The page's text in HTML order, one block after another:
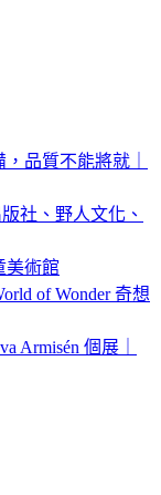
品質不能將就｜
社、野人文化、
美術館
of Wonder 奇想
Armisén 個展｜